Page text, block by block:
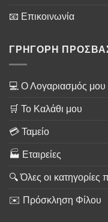
📧 Επικοινωνία
ΓΡΗΓΟΡΗ
💻 Ο Λογαριασμός μου
🛒 Το Καλάθι μου
💳 Ταμείο
🏭 Εταιρείες
🔍 Όλες οι κατηγορίες
✉️ Πρόσκληση Φίλου